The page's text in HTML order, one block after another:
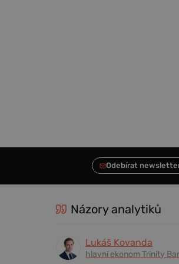
Názory analytiků
Lukáš Kovanda
hlavní ekonom Trinity